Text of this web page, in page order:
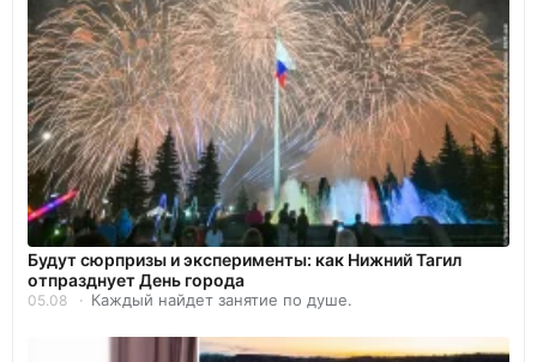
Будут сюрпризы и эксперименты: как Нижний Тагил
отпразднует День города
05.08 Каждый найдет занятие по душе.